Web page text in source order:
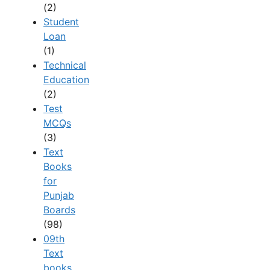
(2)
Student
Loan
(1)
Technical
Education
(2)
Test
MCQs
(3)
Text
Books
for
Punjab
Boards
(98)
09th
Text
books